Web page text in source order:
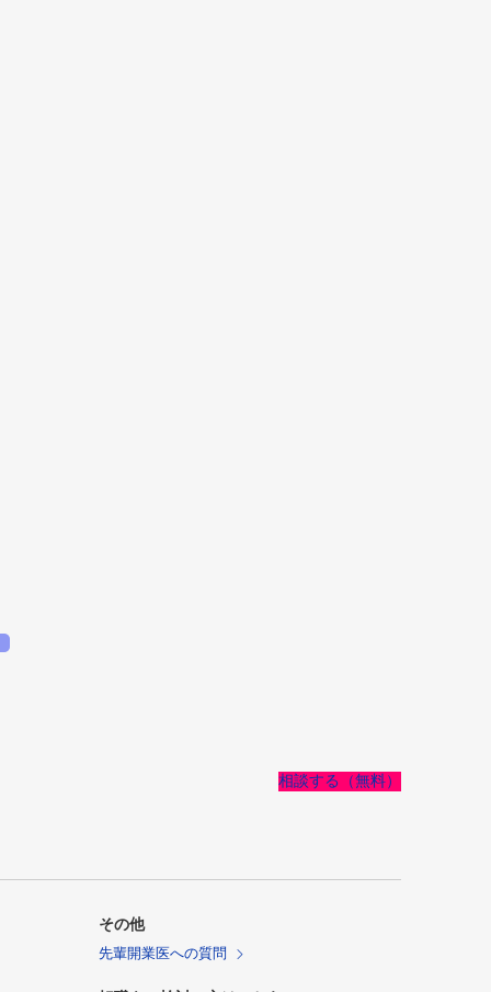
相談する（無料）
その他
先輩開業医への質問